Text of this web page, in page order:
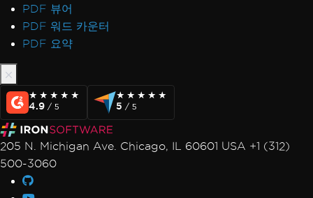
PDF 뷰어
PDF 워드 카운터
PDF 요약
★★★★★
★★★★★
4.9 / 5
★★★★★
★★★★★
5 / 5
205 N. Michigan Ave. Chicago, IL 60601 USA +1 (312)
500-3060